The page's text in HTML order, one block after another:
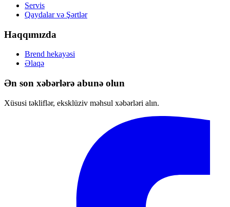
Servis
Qaydalar və Şərtlər
Haqqımızda
Brend hekayəsi
Əlaqə
Ən son xəbərlərə abunə olun
Xüsusi təkliflər, eksklüziv məhsul xəbərləri alın.